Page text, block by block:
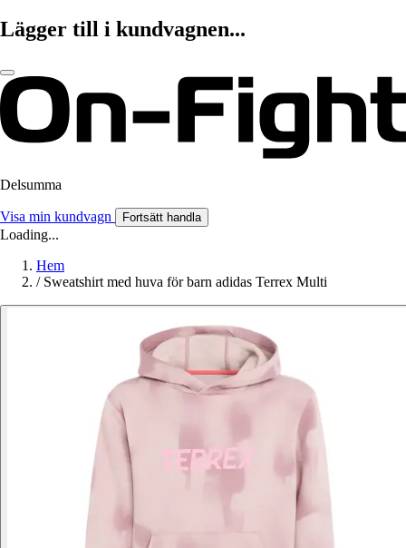
Lägger till i kundvagnen...
Delsumma
Visa min kundvagn Fortsätt handla
Loading...
Hem
/ Sweatshirt med huva för barn adidas Terrex Multi